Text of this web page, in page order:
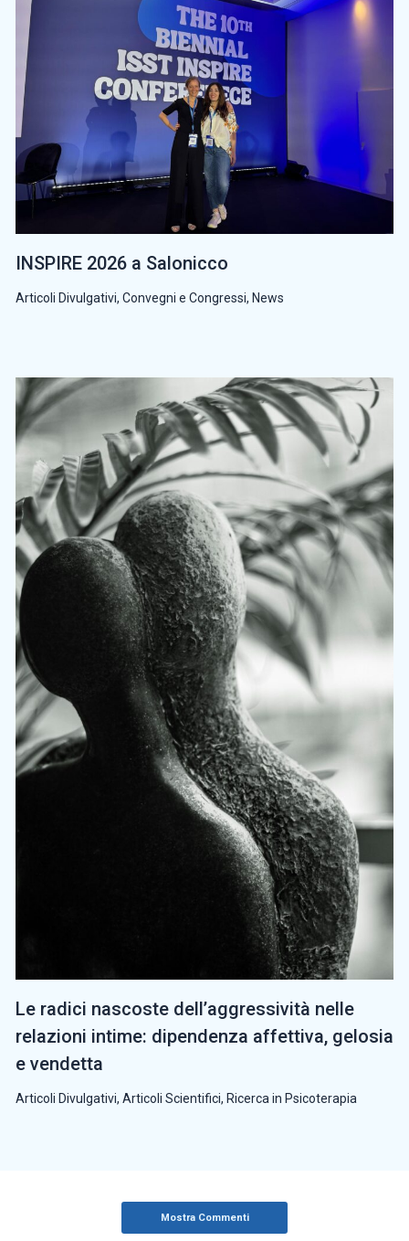
INSPIRE 2026 a Salonicco
Articoli Divulgativi, Convegni e Congressi, News
Le radici nascoste dell’aggressività nelle
relazioni intime: dipendenza affettiva, gelosia
e vendetta
Articoli Divulgativi, Articoli Scientifici, Ricerca in Psicoterapia
Mostra Commenti